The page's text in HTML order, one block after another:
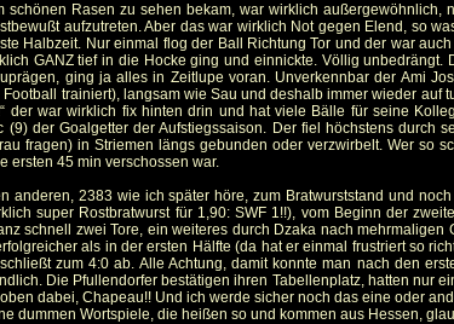
schönen Rasen zu sehen bekam, war wirklich
aufzutreten. Aber das war wirklich Not gegen Elend, so
Halbzeit. Nur einmal flog der Ball Richtung Tor und der war
GANZ tief in die Hocke ging und einnickte. Völlig
ging ja alles in Zeitlupe voran. Unverkennbar der Ami
trainiert), langsam wie Sau und deshalb immer wieder
der war wirklich fix hinten drin und hat viele Bälle für seine
(9) der Goalgetter der Aufstiegssaison. Der fiel höchstens
fragen) in Striemen längs gebunden oder verzwirbelt. Wer so
ersten 45 min verschossen war.
anderen, 2383 wie ich später höre, zum Bratwurststand und
super Rostbratwurst für 1,90: SWF 1!!), vom Beginn der
schnell zwei Tore, ein weiteres durch Dzaka nach
als in der ersten Hälfte (da hat er einmal frustriert so
zum 4:0 ab. Alle Achtung, damit konnte man nach den
Die Pfullendorfer bestätigen ihren Tabellenplatz, hatten nur
dabei, Chapeau!! Und ich werde sicher noch das eine oder
dummen Wortspiele, die heißen so und kommen aus Hessen,